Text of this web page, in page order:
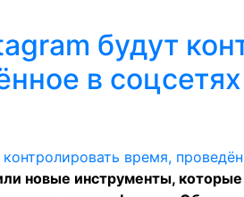
будут
в соцсетях
новые инструменты,